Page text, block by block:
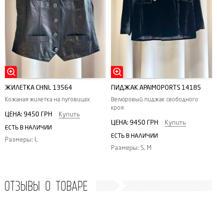
ЖИЛЕТКА CHNL 13564
Кожаная жилетка на пуговицах
ЦЕНА: 9450 ГРН Купить
ЕСТЬ В НАЛИЧИИ
Размеры: L
ПИДЖАК APAIMOPORTS 14185
Велюровый пиджак свободного
кроя
ЦЕНА: 9450 ГРН Купить
ЕСТЬ В НАЛИЧИИ
Размеры: S, M
ОТЗЫВЫ О ТОВАРЕ